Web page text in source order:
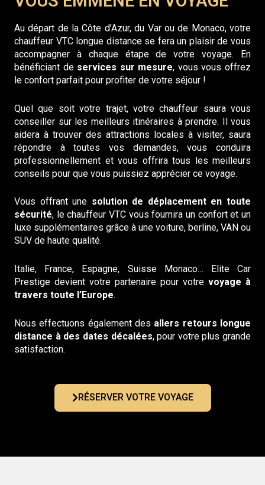
Au départ de la Côte d’Azur, du Var ou de Monaco, votre
chauffeur VTC longue distance se fera un plaisir de vous
accompagner à chaque étape de votre voyage. En
bénéficiant de services sur mesure, vous vous offrez
le confort parfait pour profiter de votre séjour !
Quel que soit votre trajet, votre chauffeur saura vous
conseiller sur les meilleurs itinéraires à prendre. Il vous
aidera à trouver des attractions locales à visiter, saura
répondre à toutes vos demandes, vous conduira
professionnellement et vous offrira tous les meilleurs
conseils pour que vous puissiez apprécier ce voyage.
Vous offrant une solution de déplacement en toute
sécurité, le chauffeur VTC vous fournira un confort et un
luxe supplémentaires grâce à une voiture, berline, VAN ou
SUV de haute qualité.
Italie, France, Espagne, Suisse Monaco… Elite Car
Prestige devient votre partenaire pour votre voyage à
travers toute l’Europe.
Nous effectuons également des allers retours longue
distance à des dates décalées, pour votre plus grande
satisfaction.
RÉSERVER VOTRE VOYAGE